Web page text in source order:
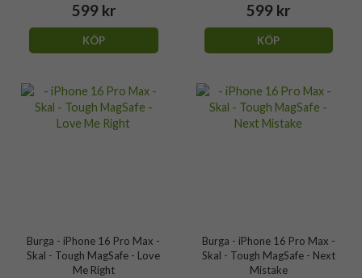
599 kr
KÖP
599 kr
KÖP
Burga - iPhone 16 Pro Max -
Skal - Tough MagSafe - Love
Me Right
Burga - iPhone 16 Pro Max -
Skal - Tough MagSafe - Next
Mistake